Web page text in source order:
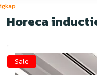
Horeca
Sale